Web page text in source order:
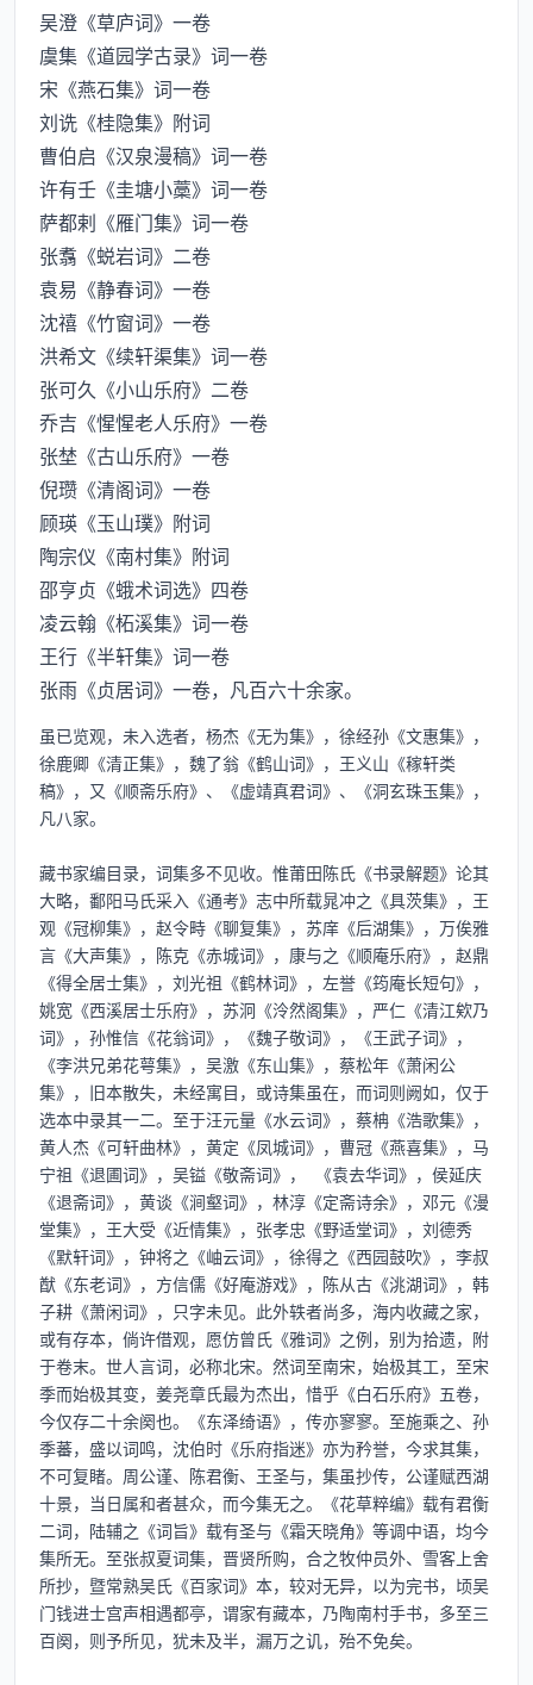
吴澄《草庐词》一卷
虞集《道园学古录》词一卷
宋《燕石集》词一卷
刘诜《桂隐集》附词
曹伯启《汉泉漫稿》词一卷
许有壬《圭塘小藁》词一卷
萨都剌《雁门集》词一卷
张翥《蜕岩词》二卷
袁易《静春词》一卷
沈禧《竹窗词》一卷
洪希文《续轩渠集》词一卷
张可久《小山乐府》二卷
乔吉《惺惺老人乐府》一卷
张埜《古山乐府》一卷
倪瓒《清阁词》一卷
顾瑛《玉山璞》附词
陶宗仪《南村集》附词
邵亨贞《蛾术词选》四卷
凌云翰《柘溪集》词一卷
王行《半轩集》词一卷
张雨《贞居词》一卷，凡百六十余家。
虽已览观，未入选者，杨杰《无为集》，徐经孙《文惠集》，
徐鹿卿《清正集》，魏了翁《鹤山词》，王义山《稼轩类
稿》，又《顺斋乐府》、《虚靖真君词》、《洞玄珠玉集》，
凡八家。
藏书家编目录，词集多不见收。惟莆田陈氏《书录解题》论其
大略，鄱阳马氏采入《通考》志中所载晁冲之《具茨集》，王
观《冠柳集》，赵令畤《聊复集》，苏庠《后湖集》，万俟雅
言《大声集》，陈克《赤城词》，康与之《顺庵乐府》，赵鼎
《得全居士集》，刘光祖《鹤林词》，左誉《筠庵长短句》，
姚宽《西溪居士乐府》，苏泂《泠然阁集》，严仁《清江欸乃
词》，孙惟信《花翁词》，《魏子敬词》，《王武子词》，
《李洪兄弟花萼集》，吴激《东山集》，蔡松年《萧闲公
集》，旧本散失，未经寓目，或诗集虽在，而词则阙如，仅于
选本中录其一二。至于汪元量《水云词》，蔡柟《浩歌集》，
黄人杰《可轩曲林》，黄定《凤城词》，曹冠《燕喜集》，马
宁祖《退圃词》，吴镒《敬斋词》， 《袁去华词》，侯延庆
《退斋词》，黄谈《涧壑词》，林淳《定斋诗余》，邓元《漫
堂集》，王大受《近情集》，张孝忠《野适堂词》，刘德秀
《默轩词》，钟将之《岫云词》，徐得之《西园鼓吹》，李叔
猷《东老词》，方信儒《好庵游戏》，陈从古《洮湖词》，韩
子耕《萧闲词》，只字未见。此外轶者尚多，海内收藏之家，
或有存本，倘许借观，愿仿曾氏《雅词》之例，别为拾遗，附
于卷末。世人言词，必称北宋。然词至南宋，始极其工，至宋
季而始极其变，姜尧章氏最为杰出，惜乎《白石乐府》五卷，
今仅存二十余阕也。《东泽绮语》，传亦寥寥。至施乘之、孙
季蕃，盛以词鸣，沈伯时《乐府指迷》亦为矜誉，今求其集，
不可复睹。周公谨、陈君衡、王圣与，集虽抄传，公谨赋西湖
十景，当日属和者甚众，而今集无之。《花草粹编》载有君衡
二词，陆辅之《词旨》载有圣与《霜天晓角》等调中语，均今
集所无。至张叔夏词集，晋贤所购，合之牧仲员外、雪客上舍
所抄，暨常熟吴氏《百家词》本，较对无异，以为完书，顷吴
门钱进士宫声相遇都亭，谓家有藏本，乃陶南村手书，多至三
百阕，则予所见，犹未及半，漏万之讥，殆不免矣。